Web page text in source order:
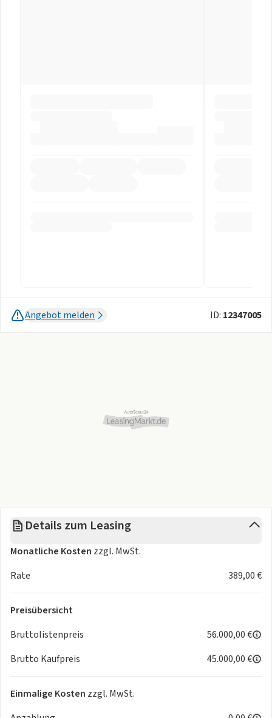
Angebot melden ID: 12347005
Details zum Leasing
Monatliche Kosten zzgl. MwSt.
Rate
389,00 €
Preisübersicht
Bruttolistenpreis
56.000,00 €
Brutto Kaufpreis
45.000,00 €
Einmalige Kosten zzgl. MwSt.